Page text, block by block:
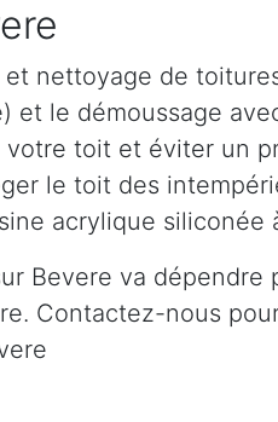
nettoyage de
et le démoussage
toit et éviter un
le toit des
acrylique
Bevere va
Contactez-nous